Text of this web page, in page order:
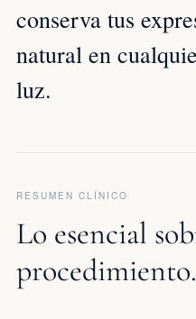
conserva tus
natural en
luz.
RESUMEN CLÍNICO
Lo esencial
procedimiento.